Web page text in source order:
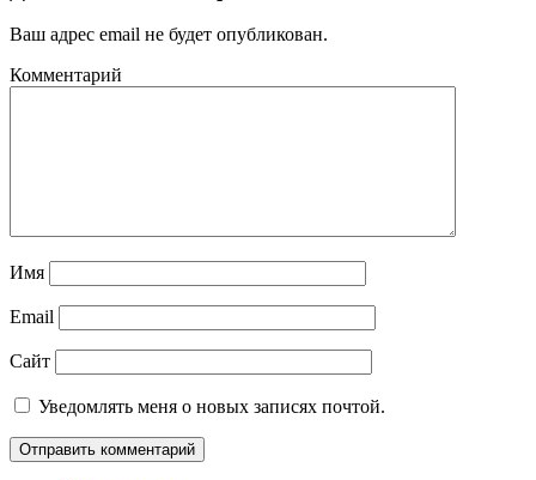
Ваш адрес email не будет опубликован.
Комментарий
Имя
Email
Сайт
Уведомлять меня о новых записях почтой.